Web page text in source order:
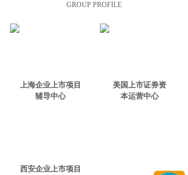
GROUP PROFILE
美国上市证券资
本运营中心
上海企业上市项目
辅导中心
西安企业上市项目